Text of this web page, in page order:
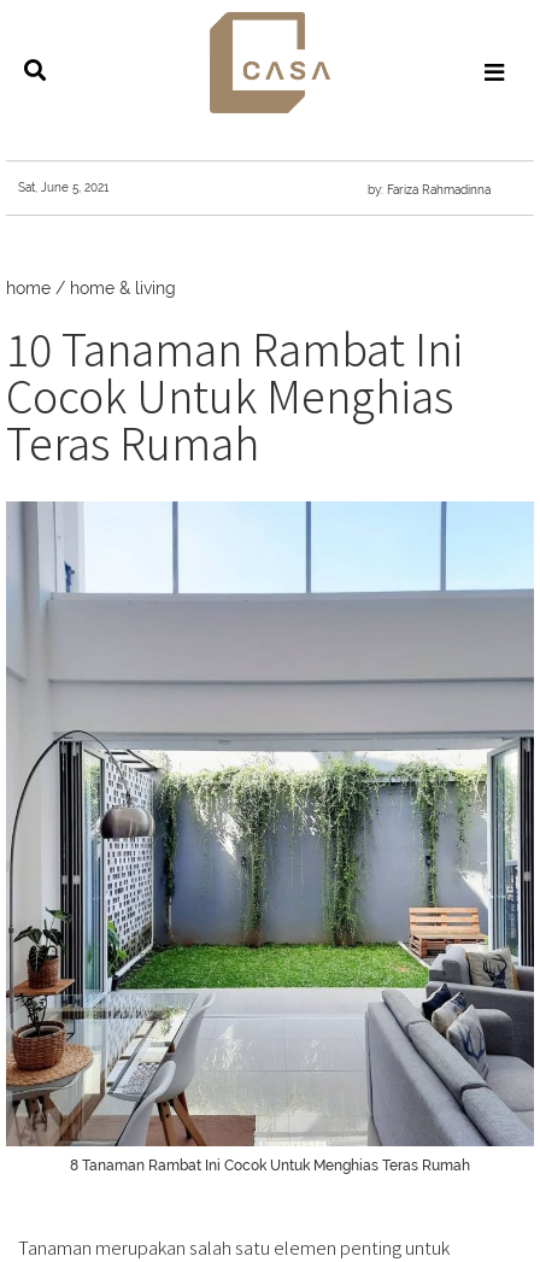
Sat, June 5, 2021 by: Fariza Rahmadinna
home / home & living
10 Tanaman Rambat Ini
Cocok Untuk Menghias
Teras Rumah
8 Tanaman Rambat Ini Cocok Untuk Menghias Teras Rumah
Tanaman merupakan salah satu elemen penting untuk